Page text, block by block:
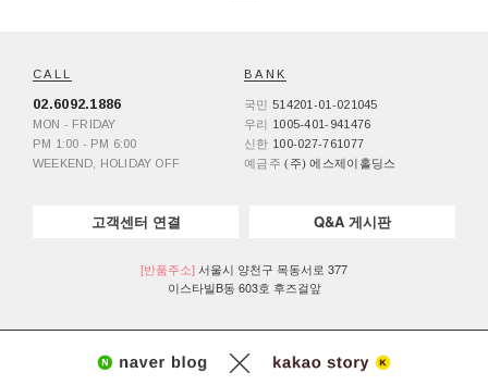
CALL
02.6092.1886
MON - FRIDAY
PM 1:00 - PM 6:00
WEEKEND, HOLIDAY OFF
BANK
국민 514201-01-021045
우리 1005-401-941476
신한 100-027-761077
예금주 (주) 에스제이홀딩스
고객센터 연결 Q&A 게시판
[반품주소] 서울시 양천구 목동서로 377
이스타빌B동 603호 후즈걸앞